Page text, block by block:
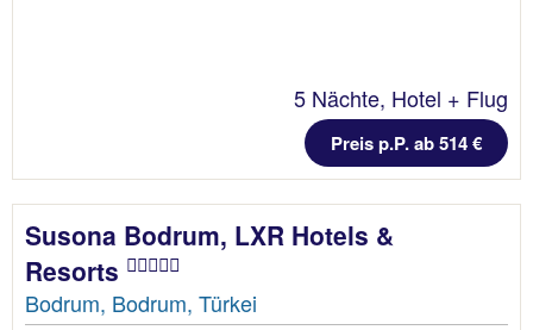
5 Nächte, Hotel + Flug
Preis p.P. ab 514 €
Susona Bodrum, LXR Hotels &
Resorts
Bodrum, Bodrum, Türkei